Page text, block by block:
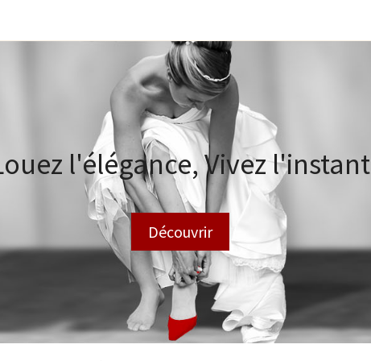
l'élégance, Vivez l'instant
Découvrir